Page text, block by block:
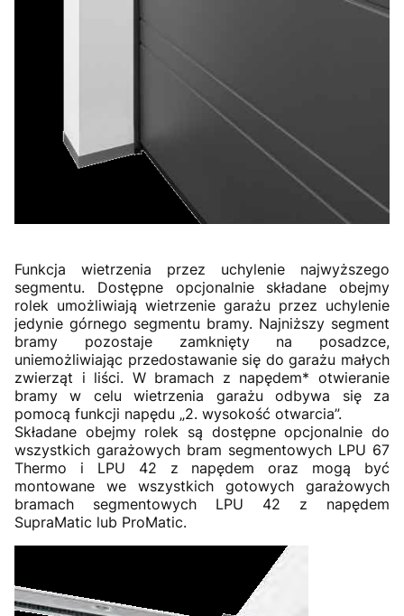
Funkcja wietrzenia przez uchylenie najwyższego
segmentu. Dostępne opcjonalnie składane obejmy
rolek umożliwiają wietrzenie garażu przez uchylenie
jedynie górnego segmentu bramy. Najniższy segment
bramy pozostaje zamknięty na posadzce,
uniemożliwiając przedostawanie się do garażu małych
zwierząt i liści. W bramach z napędem* otwieranie
bramy w celu wietrzenia garażu odbywa się za
pomocą funkcji napędu „2. wysokość otwarcia”.
Składane obejmy rolek są dostępne opcjonalnie do
wszystkich garażowych bram segmentowych LPU 67
Thermo i LPU 42 z napędem oraz mogą być
montowane we wszystkich gotowych garażowych
bramach segmentowych LPU 42 z napędem
SupraMatic lub ProMatic.